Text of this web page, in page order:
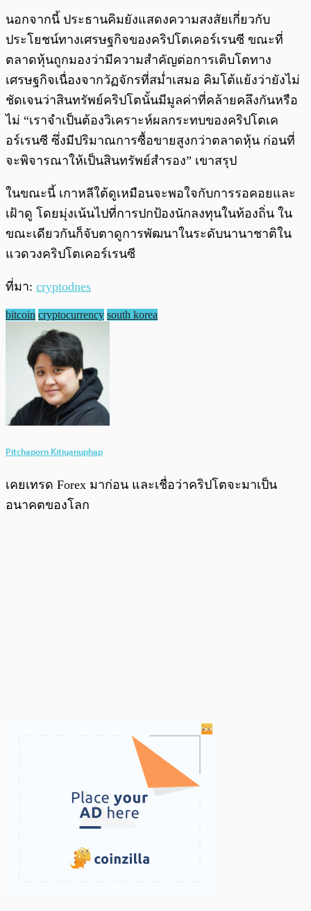
นอกจากนี้ ประธานคิมยังแสดงความสงสัยเกี่ยวกับ
ประโยชน์ทางเศรษฐกิจของคริปโตเคอร์เรนซี ขณะที่
ตลาดหุ้นถูกมองว่ามีความสำคัญต่อการเติบโตทาง
เศรษฐกิจเนื่องจากวัฏจักรที่สม่ำเสมอ คิมโต้แย้งว่ายังไม่
ชัดเจนว่าสินทรัพย์คริปโตนั้นมีมูลค่าที่คล้ายคลึงกันหรือ
ไม่ “เราจำเป็นต้องวิเคราะห์ผลกระทบของคริปโตเค
อร์เรนซี ซึ่งมีปริมาณการซื้อขายสูงกว่าตลาดหุ้น ก่อนที่
จะพิจารณาให้เป็นสินทรัพย์สำรอง” เขาสรุป
ในขณะนี้ เกาหลีใต้ดูเหมือนจะพอใจกับการรอคอยและ
เฝ้าดู โดยมุ่งเน้นไปที่การปกป้องนักลงทุนในท้องถิ่น ใน
ขณะเดียวกันก็จับตาดูการพัฒนาในระดับนานาชาติใน
แวดวงคริปโตเคอร์เรนซี
ที่มา: cryptodnes
bitcoin cryptocurrency south korea
Pitchaporn Kitiyanuphap
เคยเทรด Forex มาก่อน และเชื่อว่าคริปโตจะมาเป็น
อนาคตของโลก